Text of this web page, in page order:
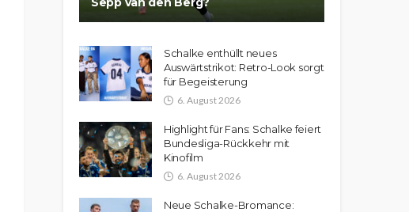
Schalke enthüllt neues
Auswärtstrikot: Retro-Look sorgt
für Begeisterung
6. August 2026
Highlight für Fans: Schalke feiert
Bundesliga-Rückkehr mit
Kinofilm
6. August 2026
Neue Schalke-Bromance: